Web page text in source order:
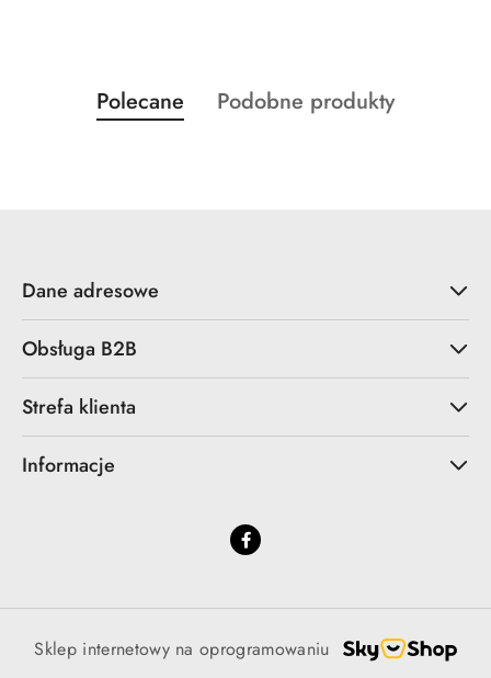
Pomiń karuzelę produktów
Produkty
o
Polecane
Produkty
Podobne produkty
Dane adresowe
Obsługa B2B
Strefa klienta
Informacje
Sklep internetowy na oprogramowaniu